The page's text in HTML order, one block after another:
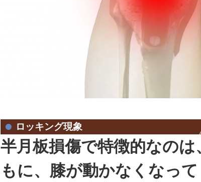
ロッキング現象
半月板損傷で特徴的なの
もに、膝が動かなくなっ